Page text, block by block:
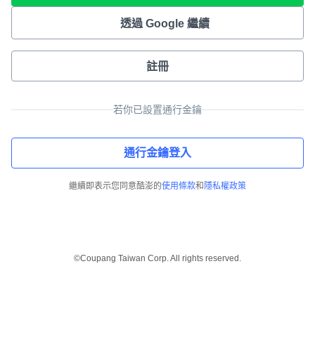
透過 Google 繼續
註冊
若你已設置通行金鑰
通行金鑰登入
繼續即表示您同意酷澎的使用條款和 隱私權政策
©Coupang Taiwan Corp. All rights reserved.